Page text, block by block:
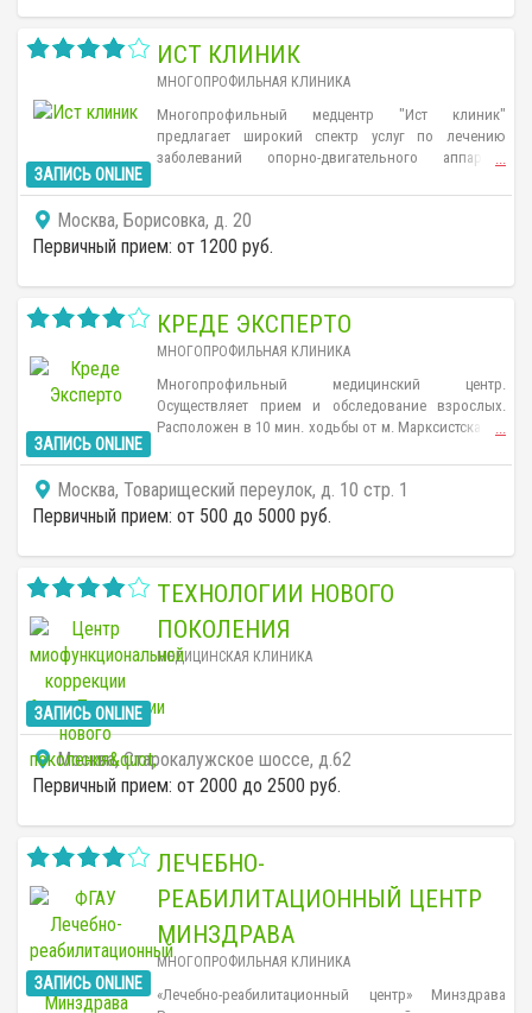
ЗАПИСЬ ONLINE
ИСТ КЛИНИК
МНОГОПРОФИЛЬНАЯ КЛИНИКА
Многопрофильный медцентр "Ист клиник"
предлагает широкий спектр услуг по лечению
заболеваний опорно-двигательного аппарата,
сосудов, кожи, аллергической природы и ЛОР-
направления. Ведется прием как взрослых, так и
детей.
...
Москва, Борисовка, д. 20
Первичный прием: от 1200 руб.
ЗАПИСЬ ONLINE
КРЕДЕ ЭКСПЕРТО
МНОГОПРОФИЛЬНАЯ КЛИНИКА
Многопрофильный медицинский центр.
Осуществляет прием и обследование взрослых.
Расположен в 10 мин. ходьбы от м. Марксистская. В
гинекологии, урологии, терапии, ортопедии,
неврологии и других специальностей. Есть
отделение педиатрии.
...
Москва, Товарищеский переулок, д. 10 стр. 1
Первичный прием: от 500 до 5000 руб.
ЗАПИСЬ ONLINE
ТЕХНОЛОГИИ НОВОГО
ПОКОЛЕНИЯ
МЕДИЦИНСКАЯ КЛИНИКА
Москва, Старокалужское шоссе, д.62
Первичный прием: от 2000 до 2500 руб.
ЗАПИСЬ ONLINE
ЛЕЧЕБНО-
РЕАБИЛИТАЦИОННЫЙ ЦЕНТР
МИНЗДРАВА
МНОГОПРОФИЛЬНАЯ КЛИНИКА
«Лечебно-реабилитационный центр» Минздрава